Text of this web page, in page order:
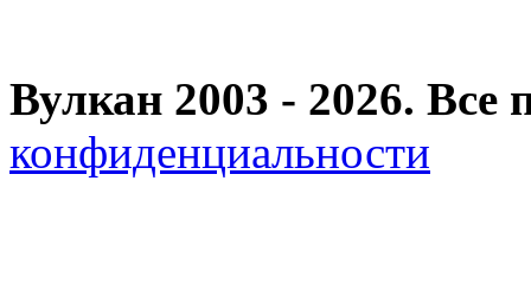
Вулкан 2003 - 2026.
конфиденциальности